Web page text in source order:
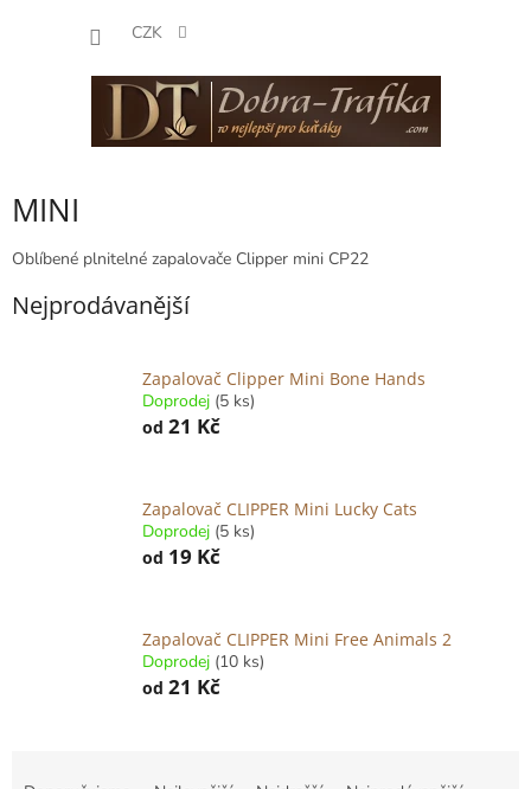
CZK
MINI
Oblíbené plnitelné zapalovače Clipper mini CP22
Nejprodávanější
Zapalovač Clipper Mini Bone Hands
Doprodej (5 ks)
od 21 Kč
Zapalovač CLIPPER Mini Lucky Cats
Doprodej (5 ks)
od 19 Kč
Zapalovač CLIPPER Mini Free Animals 2
Doprodej (10 ks)
od 21 Kč